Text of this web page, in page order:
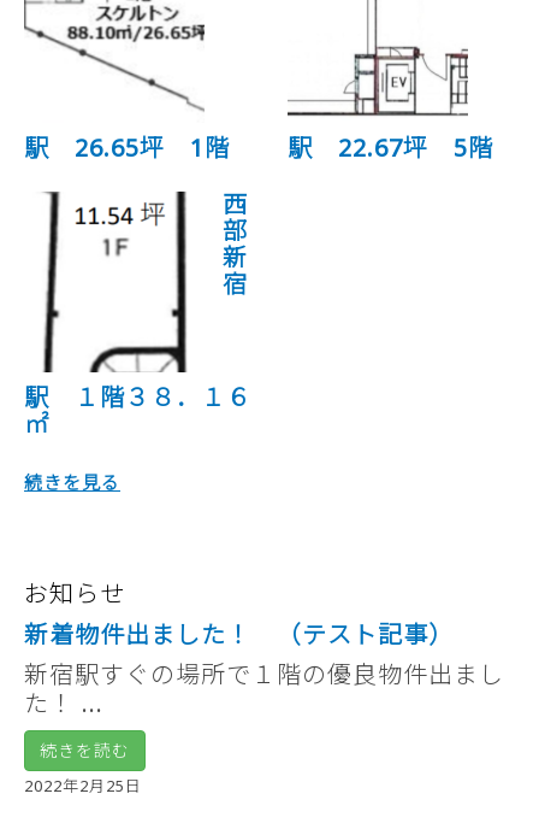
駅 26.65坪 1階
駅 22.67坪 5階
西
部
新
宿
駅 １階３８．１６
㎡
続きを見る
お知らせ
新着物件出ました！ （テスト記事）
新宿駅すぐの場所で１階の優良物件出まし
た！ ...
続きを読む
2022年2月25日